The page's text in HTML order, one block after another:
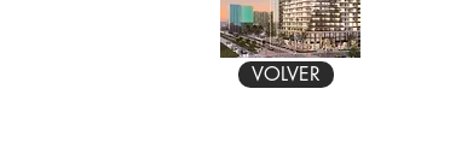
VOLVER